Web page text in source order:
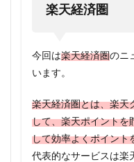
楽天経済圏
今回は楽天経済圏のニ
います。
楽天経済圏とは、楽天
して、楽天ポイントを
して効率よくポイント
代表的なサービスは楽